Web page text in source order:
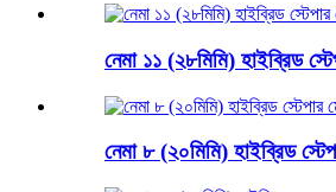
নেমা ১১ (২৮মিমি) হাইব্রিড
নেমা ৮ (২০মিমি) হাইব্রিড